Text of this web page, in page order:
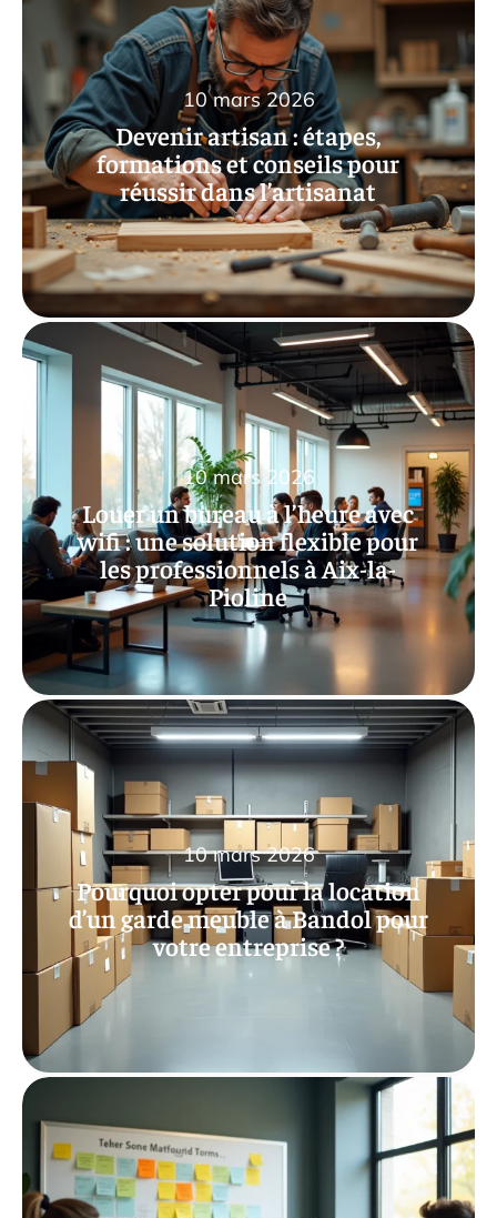
Devenir artisan : étapes,
formations et conseils pour
réussir dans l’artisanat
10 mars 2026
Louer un bureau à l’heure avec
wifi : une solution flexible pour
les professionnels à Aix-la-
Pioline
10 mars 2026
Pourquoi opter pour la location
d’un garde meuble à Bandol pour
votre entreprise ?
10 mars 2026